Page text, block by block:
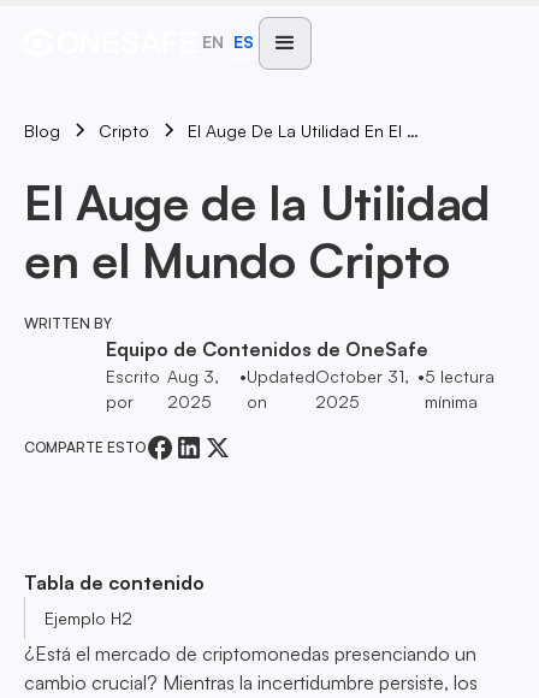
EN ES
Blog Cripto El Auge De La Utilidad En El Mundo Cripto
El Auge de la Utilidad
en el Mundo Cripto
WRITTEN BY
Equipo de Contenidos de OneSafe
Escrito
por
Aug 3,
2025
•Updated
on
October 31,
2025
•5 lectura
mínima
COMPARTE ESTO
Tabla de contenido
Ejemplo H2
¿Está el mercado de criptomonedas presenciando un
cambio crucial? Mientras la incertidumbre persiste, los